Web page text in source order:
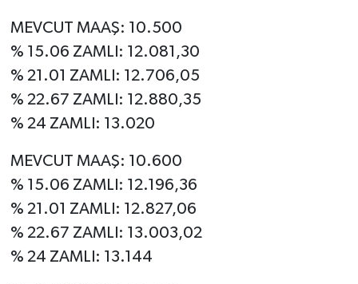
MEVCUT MAAŞ: 10.500
% 15.06 ZAMLI: 12.081,30
% 21.01 ZAMLI: 12.706,05
% 22.67 ZAMLI: 12.880,35
% 24 ZAMLI: 13.020
MEVCUT MAAŞ: 10.600
% 15.06 ZAMLI: 12.196,36
% 21.01 ZAMLI: 12.827,06
% 22.67 ZAMLI: 13.003,02
% 24 ZAMLI: 13.144